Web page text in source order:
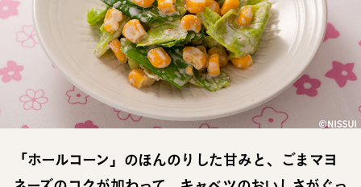
「ホールコーン」のほんのりした甘みと、ごまマヨ